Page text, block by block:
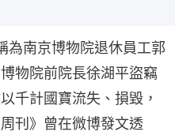
為南京博物院退休員工郭
物院前院長徐湖平盜竊
千計國寶流失、損毀，
刊》曾在微博發文透